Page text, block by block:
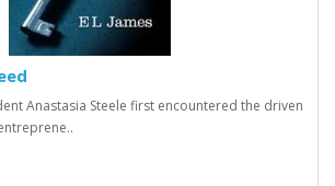
Anastasia Steele first encountered the driven